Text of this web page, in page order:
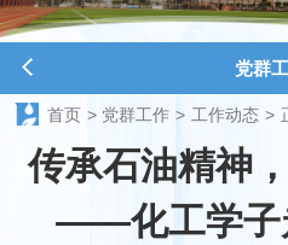
党群
首页 > 党群工作 > 工作动态 >
传承石油精神
——化工学子